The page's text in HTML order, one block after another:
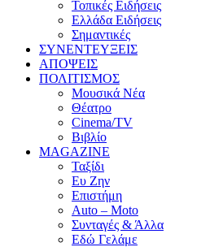
Τοπικές Ειδήσεις
Ελλάδα Ειδήσεις
Σημαντικές
ΣΥΝΕΝΤΕΥΞΕΙΣ
ΑΠΟΨΕΙΣ
ΠΟΛΙΤΙΣΜΟΣ
Μουσικά Νέα
Θέατρο
Cinema/TV
Βιβλίο
MAGAZINE
Ταξίδι
Ευ Ζην
Επιστήμη
Auto – Moto
Συνταγές & Άλλα
Εδώ Γελάμε